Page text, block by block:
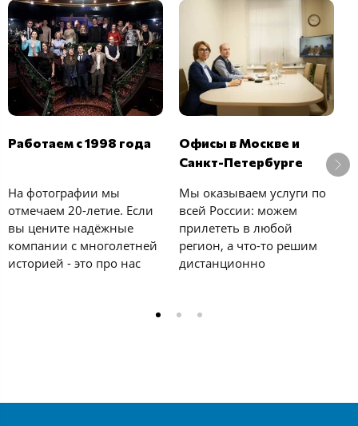
Работаем с 1998 года
На фотографии мы
отмечаем 20-летие. Если
вы цените надёжные
компании с многолетней
историей - это про нас
Офисы в Москве и
Санкт-Петербурге
Мы оказываем услуги по
всей России: можем
прилететь в любой
регион, а что-то решим
дистанционно